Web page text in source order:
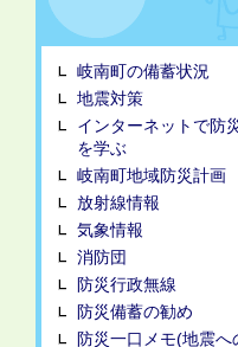
岐南町の備蓄状況
地震対策
インターネットで防
を学ぶ
岐南町地域防災計画
放射線情報
気象情報
消防団
防災行政無線
防災備蓄の勧め
防災一口メモ(地震へ